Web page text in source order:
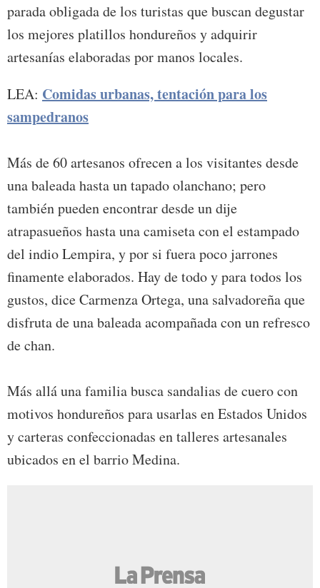
parada obligada de los turistas que buscan degustar
los mejores platillos hondureños y adquirir
artesanías elaboradas por manos locales.
LEA: Comidas urbanas, tentación para los
sampedranos
Más de 60 artesanos ofrecen a los visitantes desde
una baleada hasta un tapado olanchano; pero
también pueden encontrar desde un dije
atrapasueños hasta una camiseta con el estampado
del indio Lempira, y por si fuera poco jarrones
finamente elaborados. Hay de todo y para todos los
gustos, dice Carmenza Ortega, una salvadoreña que
disfruta de una baleada acompañada con un refresco
de chan.
Más allá una familia busca sandalias de cuero con
motivos hondureños para usarlas en Estados Unidos
y carteras confeccionadas en talleres artesanales
ubicados en el barrio Medina.